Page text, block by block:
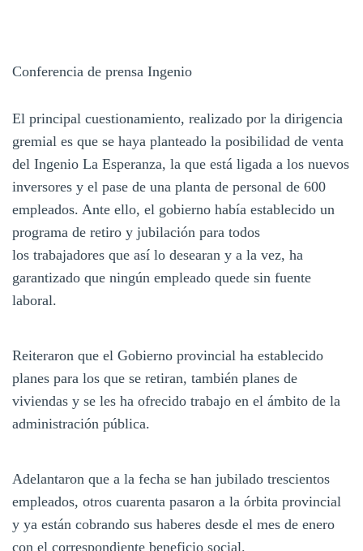
Conferencia de prensa Ingenio
El principal cuestionamiento, realizado por la dirigencia
gremial es que se haya planteado la posibilidad de venta
del Ingenio La Esperanza, la que está ligada a los nuevos
inversores y el pase de una planta de personal de 600
empleados. Ante ello, el gobierno había establecido un
programa de retiro y jubilación para todos
los trabajadores que así lo desearan y a la vez, ha
garantizado que ningún empleado quede sin fuente
laboral.
Reiteraron que el Gobierno provincial ha establecido
planes para los que se retiran, también planes de
viviendas y se les ha ofrecido trabajo en el ámbito de la
administración pública.
Adelantaron que a la fecha se han jubilado trescientos
empleados, otros cuarenta pasaron a la órbita provincial
y ya están cobrando sus haberes desde el mes de enero
con el correspondiente beneficio social.